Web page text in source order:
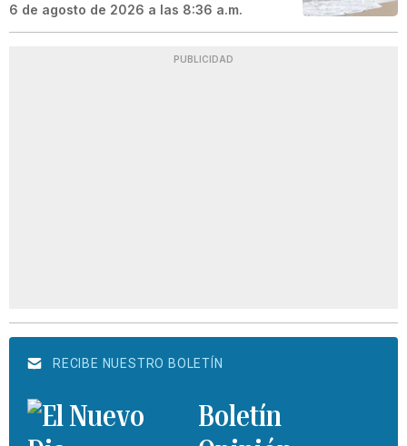
6 de agosto de 2026 a las 8:36 a.m.
PUBLICIDAD
RECIBE NUESTRO BOLETÍN
Boletín